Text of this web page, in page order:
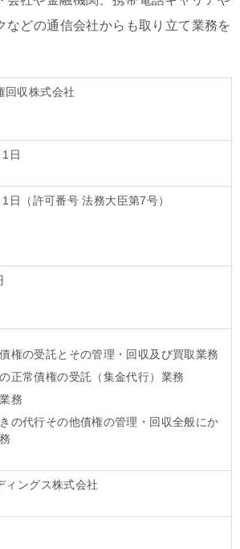
などの通信会社からも取り立て業務を
回収株式会社
日
日（許可番号 法務大臣第7号）
権の受託とその管理・回収及び買取業務
の正常債権の受託（集金代行）業務
務
の代行その他債権の管理・回収全般にか
ィングス株式会社